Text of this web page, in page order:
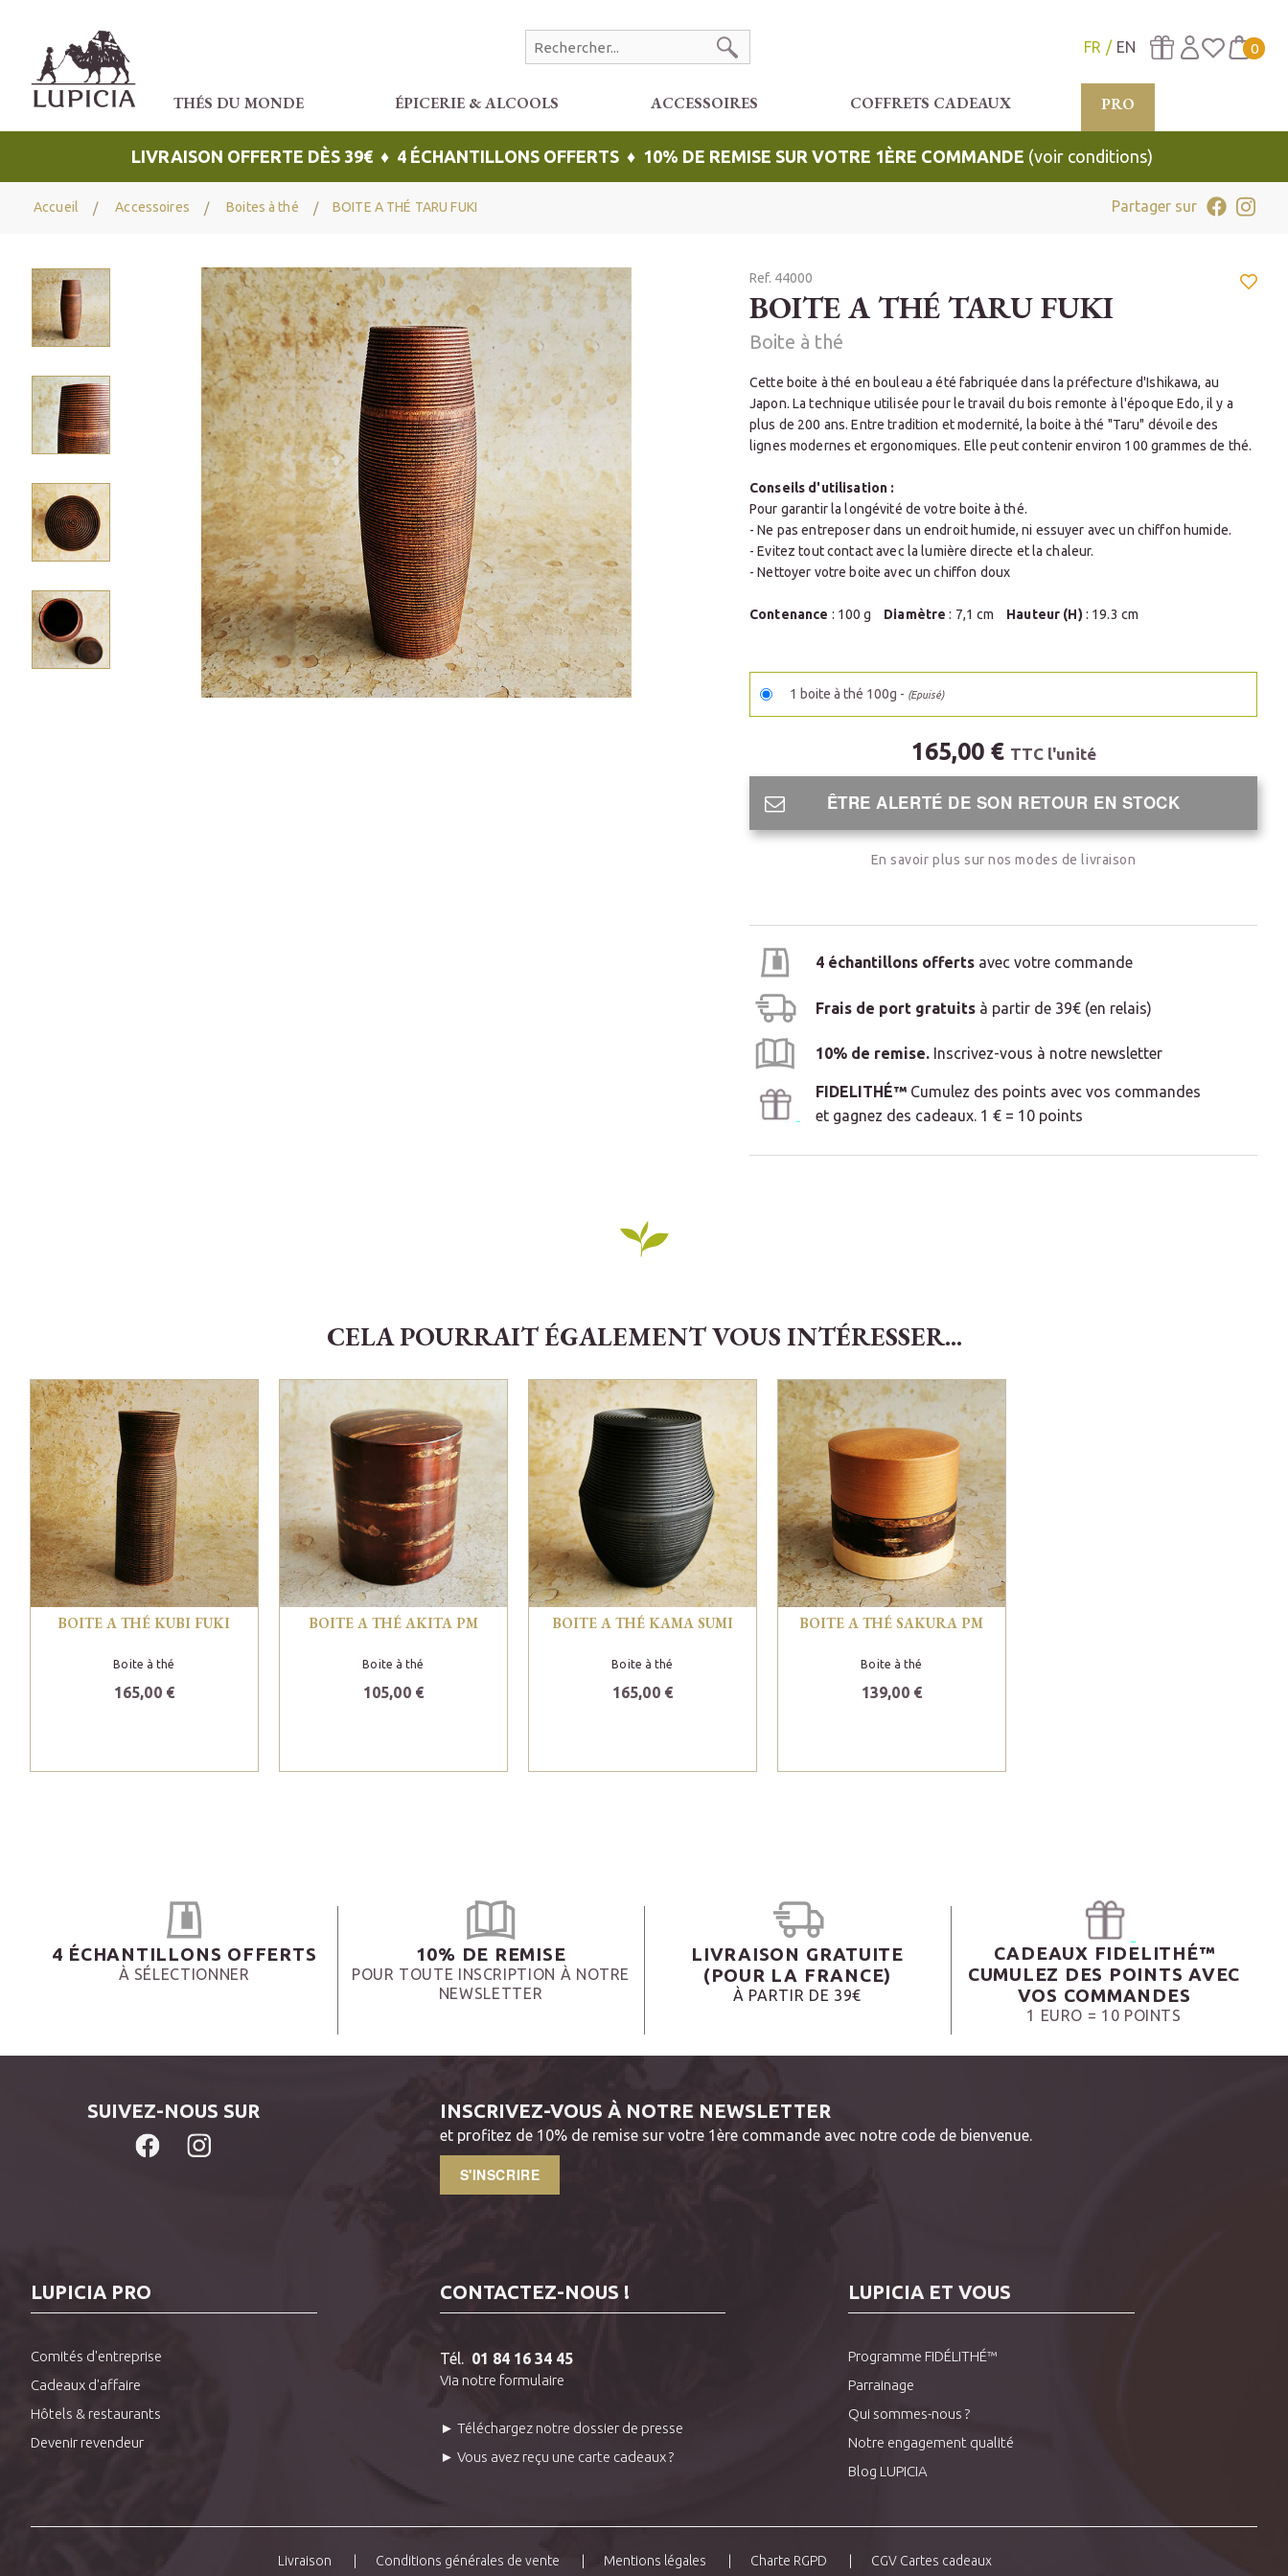
FR EN 0
THÉS DU MONDE ÉPICERIE & ALCOOLS ACCESSOIRES COFFRETS CADEAUX PRO
LIVRAISON OFFERTE DÈS 39€ ♦ 4 ÉCHANTILLONS OFFERTS ♦ 10% DE REMISE SUR VOTRE 1ÈRE COMMANDE (voir conditions)
Accueil Accessoires Boites à thé BOITE A THÉ TARU FUKI Partager sur
Ref. 44000
BOITE A THÉ TARU FUKI
Boite à thé
Cette boite à thé en bouleau a été fabriquée dans la préfecture d'Ishikawa, au
Japon. La technique utilisée pour le travail du bois remonte à l'époque Edo, il y a
plus de 200 ans. Entre tradition et modernité, la boite à thé "Taru" dévoile des
lignes modernes et ergonomiques. Elle peut contenir environ 100 grammes de thé.
Conseils d'utilisation :
Pour garantir la longévité de votre boite à thé.
- Ne pas entreposer dans un endroit humide, ni essuyer avec un chiffon humide.
- Evitez tout contact avec la lumière directe et la chaleur.
- Nettoyer votre boite avec un chiffon doux
Contenance : 100 g Diamètre : 7,1 cm Hauteur (H) : 19.3 cm
1 boite à thé 100g - (Epuisé)
165,00 € TTC l'unité
ÊTRE ALERTÉ DE SON RETOUR EN STOCK
En savoir plus sur nos modes de livraison
4 échantillons offerts avec votre commande
Frais de port gratuits à partir de 39€ (en relais)
10% de remise. Inscrivez-vous à notre newsletter
FIDELITHÉ™ Cumulez des points avec vos commandes
et gagnez des cadeaux. 1 € = 10 points
CELA POURRAIT ÉGALEMENT VOUS INTÉRESSER...
BOITE A THÉ KUBI FUKI
Boite à thé
165,00 €
BOITE A THÉ AKITA PM
Boite à thé
105,00 €
BOITE A THÉ KAMA SUMI
Boite à thé
165,00 €
BOITE A THÉ SAKURA PM
Boite à thé
139,00 €
4 ÉCHANTILLONS OFFERTS
À SÉLECTIONNER
10% DE REMISE
POUR TOUTE INSCRIPTION À NOTRE
NEWSLETTER
LIVRAISON GRATUITE
(POUR LA FRANCE)
À PARTIR DE 39€
CADEAUX FIDELITHÉ™
CUMULEZ DES POINTS AVEC
VOS COMMANDES
1 EURO = 10 POINTS
SUIVEZ-NOUS SUR INSCRIVEZ-VOUS À NOTRE NEWSLETTER
et profitez de 10% de remise sur votre 1ère commande avec notre code de bienvenue.
S'INSCRIRE
LUPICIA PRO
Comités d'entreprise
Cadeaux d'affaire
Hôtels & restaurants
Devenir revendeur
CONTACTEZ-NOUS !
Tél. 01 84 16 34 45
Via notre formulaire
► Téléchargez notre dossier de presse
► Vous avez reçu une carte cadeaux ?
LUPICIA ET VOUS
Programme FIDÉLITHÉ™
Parrainage
Qui sommes-nous ?
Notre engagement qualité
Blog LUPICIA
Livraison Conditions générales de vente Mentions légales Charte RGPD CGV Cartes cadeaux